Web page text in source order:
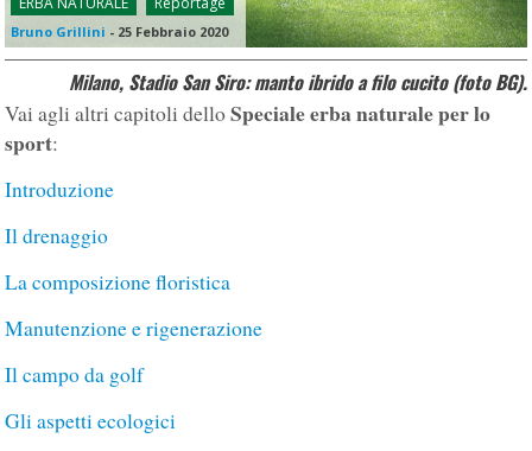
Bruno Grillini - 25 Febbraio 2020
Milano, Stadio San Siro: manto ibrido a filo cucito (foto BG).
Vai agli altri capitoli delloSpeciale erba naturale per lo
sport:
Introduzione
Il drenaggio
La composizione floristica
Manutenzione e rigenerazione
Il campo da golf
Gli aspetti ecologici